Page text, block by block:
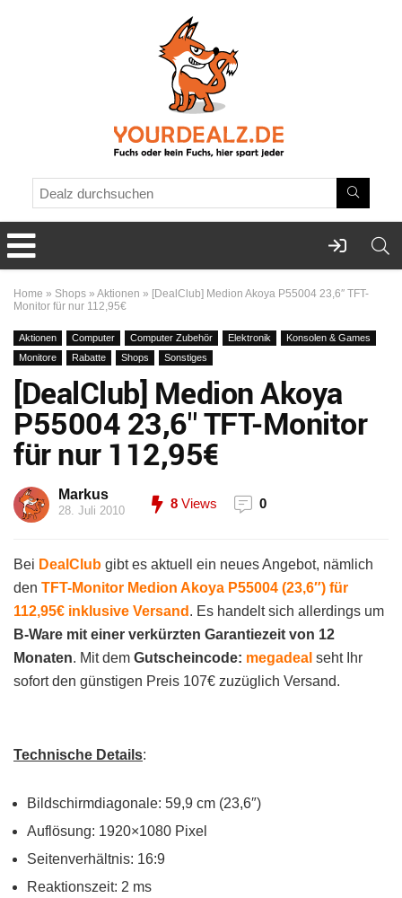
Home » Shops » Aktionen » [DealClub] Medion Akoya P55004 23,6″ TFT-
Monitor für nur 112,95€
Aktionen Computer Computer Zubehör Elektronik
Konsolen & Games
Monitore
Rabatte Shops Sonstiges
[DealClub] Medion Akoya
P55004 23,6″ TFT-Monitor
für nur 112,95€
Markus
28. Juli 2010 8 Views 0
Bei DealClub gibt es aktuell ein neues Angebot, nämlich
den TFT-Monitor Medion Akoya P55004 (23,6″) für
112,95€ inklusive Versand . Es handelt sich allerdings um
B-Ware mit einer verkürzten Garantiezeit von 12
Monaten. Mit dem Gutscheincode: megadeal seht Ihr
sofort den günstigen Preis 107€ zuzüglich Versand.
Technische Details:
Bildschirmdiagonale: 59,9 cm (23,6″)
Auflösung: 1920×1080 Pixel
Seitenverhältnis: 16:9
Reaktionszeit: 2 ms